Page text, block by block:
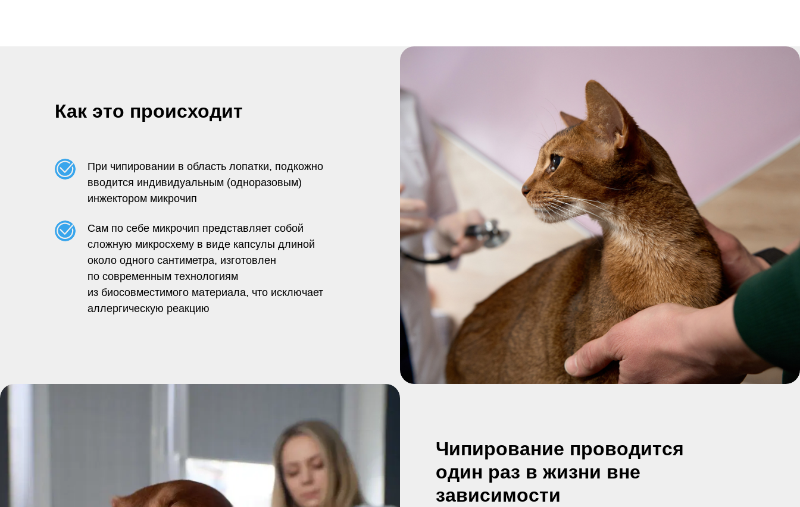
Как это происходит
При чипировании в область лопатки, подкожно
вводится индивидуальным (одноразовым)
инжектором микрочип
Сам по себе микрочип представляет собой
сложную микросхему в виде капсулы длиной
около одного сантиметра, изготовлен
по современным технологиям
из биосовместимого материала, что исключает
аллергическую реакцию
Чипирование проводится
один раз в жизни вне
зависимости